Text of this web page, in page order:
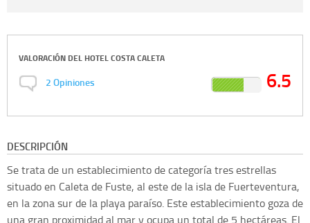
VALORACIÓN DEL HOTEL COSTA CALETA
2Opiniones 6.5
DESCRIPCIÓN
Se trata de un establecimiento de categoría tres estrellas
situado en Caleta de Fuste, al este de la isla de Fuerteventura,
en la zona sur de la playa paraíso. Este establecimiento goza de
una gran proximidad al mar y ocupa un total de 5 hectáreas. El